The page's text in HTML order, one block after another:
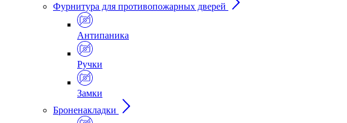
Фурнитура для противопожарных дверей
Антипаника
Ручки
Замки
Броненакладки